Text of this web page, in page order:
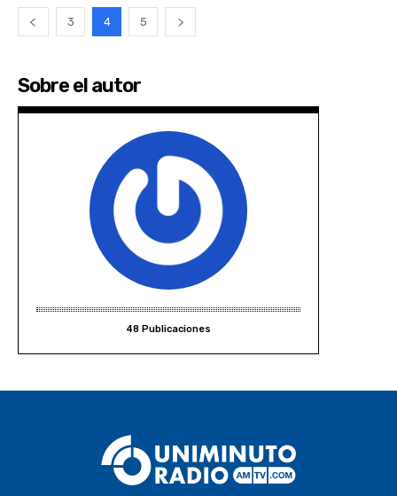
3 4 5
Sobre el autor
48 Publicaciones